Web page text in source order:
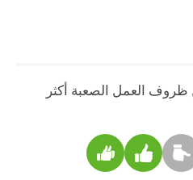
ظروف العمل الصعبة أكثر